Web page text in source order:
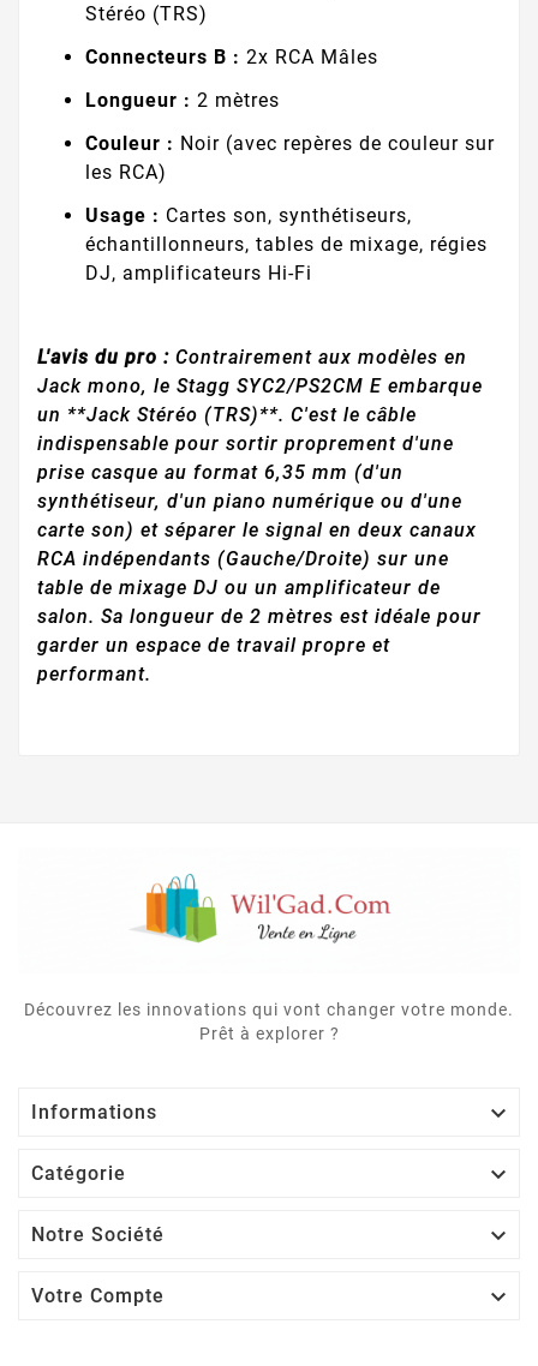
Stéréo (TRS)
Connecteurs B : 2x RCA Mâles
Longueur : 2 mètres
Couleur : Noir (avec repères de couleur sur
les RCA)
Usage : Cartes son, synthétiseurs,
échantillonneurs, tables de mixage, régies
DJ, amplificateurs Hi-Fi
L'avis du pro : Contrairement aux modèles en
Jack mono, le Stagg SYC2/PS2CM E embarque
un **Jack Stéréo (TRS)**. C'est le câble
indispensable pour sortir proprement d'une
prise casque au format 6,35 mm (d'un
synthétiseur, d'un piano numérique ou d'une
carte son) et séparer le signal en deux canaux
RCA indépendants (Gauche/Droite) sur une
table de mixage DJ ou un amplificateur de
salon. Sa longueur de 2 mètres est idéale pour
garder un espace de travail propre et
performant.
Découvrez les innovations qui vont changer votre monde.
Prêt à explorer ?
Informations 
Catégorie 
Notre Société 
Votre Compte 